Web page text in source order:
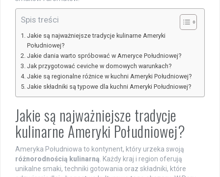
Spis treści
Jakie są najważniejsze tradycje kulinarne Ameryki
Południowej?
Jakie dania warto spróbować w Ameryce Południowej?
Jak przygotować ceviche w domowych warunkach?
Jakie są regionalne różnice w kuchni Ameryki Południowej?
Jakie składniki są typowe dla kuchni Ameryki Południowej?
Jakie są najważniejsze tradycje
kulinarne Ameryki Południowej?
Ameryka Południowa to kontynent, który urzeka swoją
różnorodnością kulinarną . Każdy kraj i region oferują
unikalne smaki, techniki gotowania oraz składniki, które